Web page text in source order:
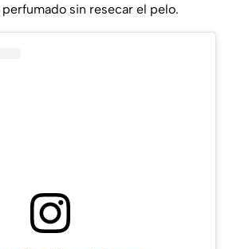
sin resecar el pelo.